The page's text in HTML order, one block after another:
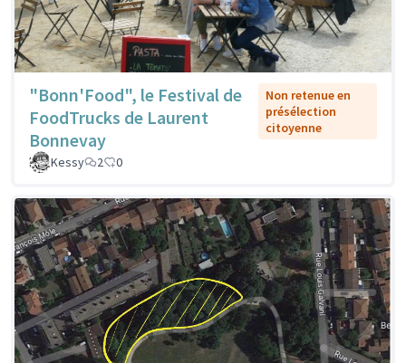
"Bonn'Food", le Festival de
FoodTrucks de Laurent
Bonnevay
Non retenue en
présélection
citoyenne
Kessy 2 0